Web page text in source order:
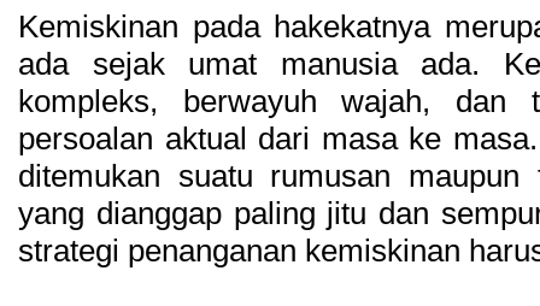
Kemiskinan pada hakekatnya
ada sejak umat manusia ada.
kompleks, berwayuh wajah, dan
persoalan aktual dari masa ke
ditemukan suatu rumusan maupun
yang dianggap paling jitu dan
strategi penanganan kemiskinan